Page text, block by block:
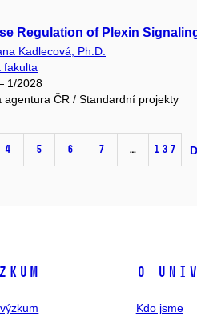
Regulation of Plexin
Kadlecová, Ph.D.
fakulta
1/2028
agentura ČR / Standardní projekty
4 5 6 7 … 137
O
Kdo jsme